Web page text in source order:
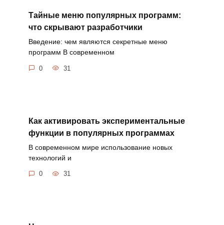
Тайные меню популярных программ:
что скрывают разработчики
Введение: чем являются секретные меню
программ В современном
0 31
Как активировать экспериментальные
функции в популярных программах
В современном мире использование новых
технологий и
0 31